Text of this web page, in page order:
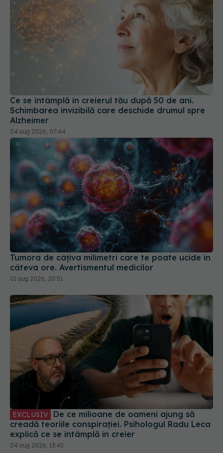
Ce se întâmplă în creierul tău după 50 de ani.
Schimbarea invizibilă care deschide drumul spre
Alzheimer
04 aug 2026, 07:44
Tumora de câțiva milimetri care te poate ucide în
câteva ore. Avertismentul medicilor
01 aug 2026, 20:51
EXCLUSIV De ce milioane de oameni ajung să
creadă teoriile conspirației. Psihologul Radu Leca
explică ce se întâmplă în creier
04 aug 2026, 13:45